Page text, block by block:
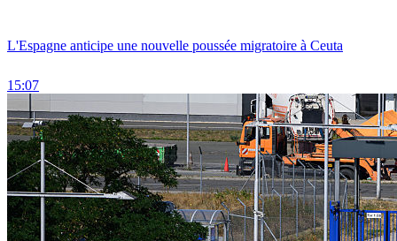
L'Espagne anticipe une nouvelle poussée migratoire à Ceuta
15:07